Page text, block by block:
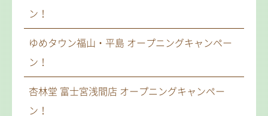
ン！
ゆめタウン福山・平島 オープニングキャンペー
ン！
杏林堂 富士宮浅間店 オープニングキャンペー
ン！